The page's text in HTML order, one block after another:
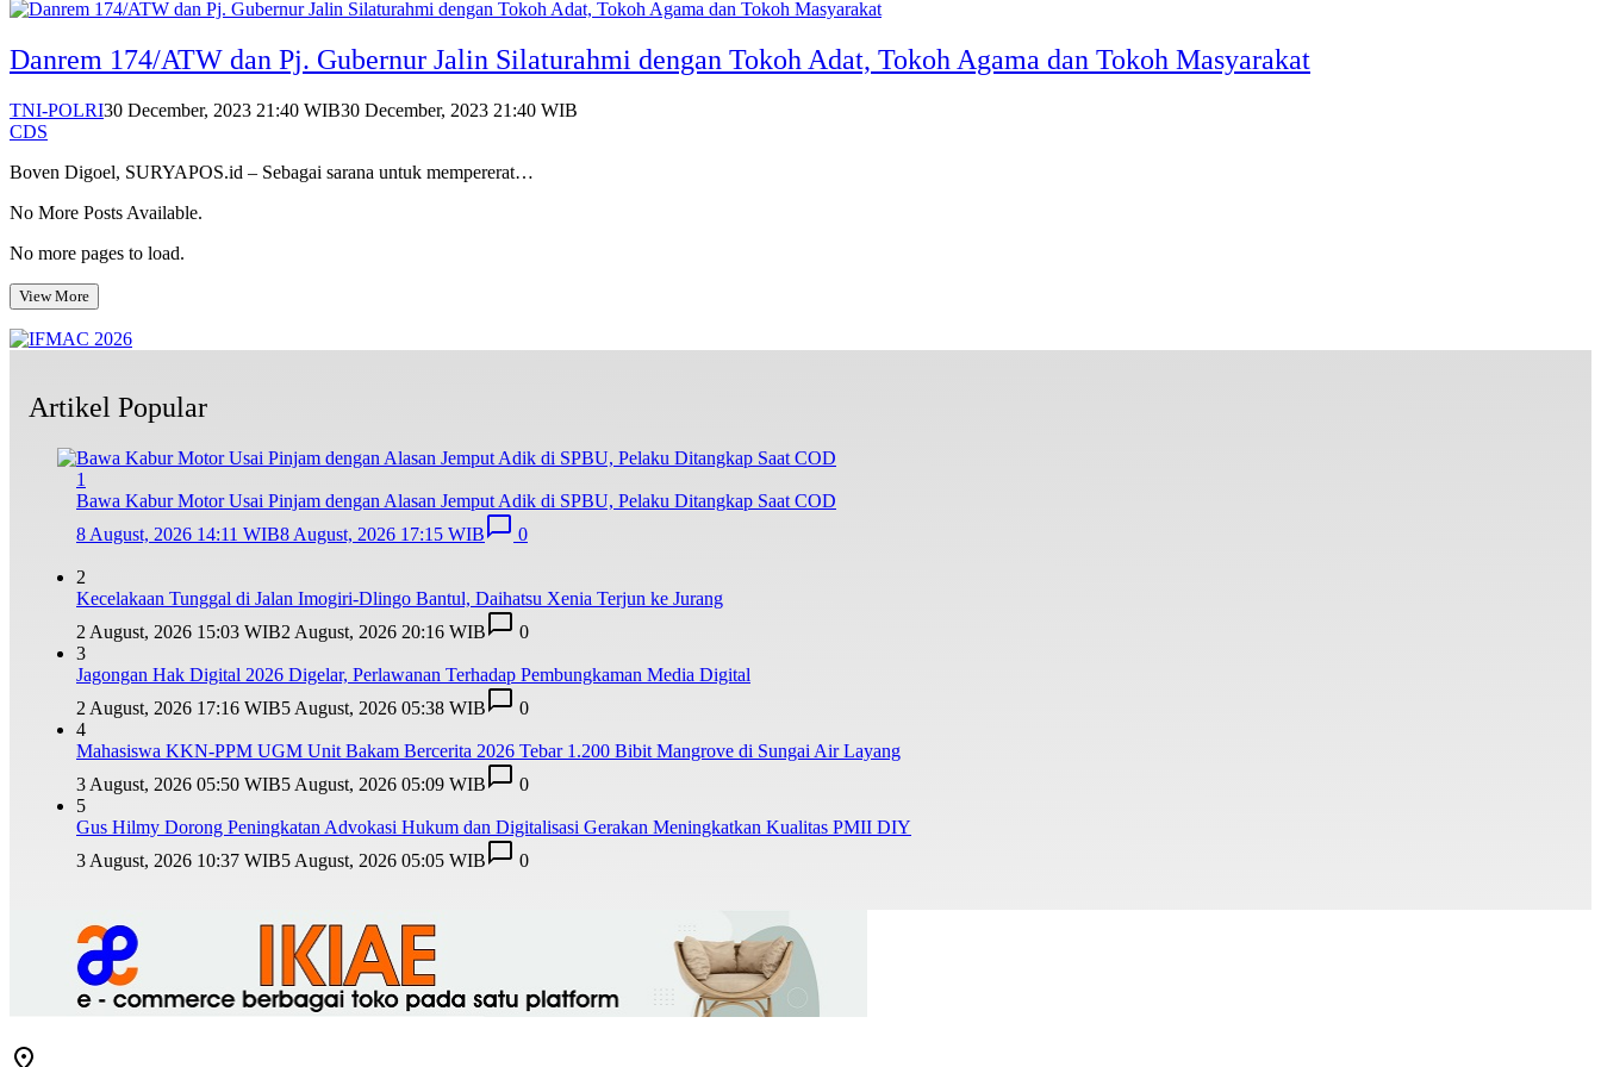
Danrem 174/ATW dan Pj. Gubernur Jalin Silaturahmi dengan Tokoh Adat, Tokoh Agama dan Tokoh Masyarakat
TNI-POLRI30 December, 2023 21:40 WIB30 December, 2023 21:40 WIB
CDS
Boven Digoel, SURYAPOS.id – Sebagai sarana untuk mempererat…
No More Posts Available.
No more pages to load.
View More
Artikel Popular
1
Bawa Kabur Motor Usai Pinjam dengan Alasan Jemput Adik di SPBU, Pelaku Ditangkap Saat COD
8 August, 2026 14:11 WIB8 August, 2026 17:15 WIB 0
2
Kecelakaan Tunggal di Jalan Imogiri-Dlingo Bantul, Daihatsu Xenia Terjun ke Jurang
2 August, 2026 15:03 WIB2 August, 2026 20:16 WIB
0
3
Jagongan Hak Digital 2026 Digelar, Perlawanan Terhadap Pembungkaman Media Digital
2 August, 2026 17:16 WIB5 August, 2026 05:38 WIB
0
4
Mahasiswa KKN-PPM UGM Unit Bakam Bercerita 2026 Tebar 1.200 Bibit Mangrove di Sungai Air Layang
3 August, 2026 05:50 WIB5 August, 2026 05:09 WIB
0
5
Gus Hilmy Dorong Peningkatan Advokasi Hukum dan Digitalisasi Gerakan Meningkatkan Kualitas PMII DIY
3 August, 2026 10:37 WIB5 August, 2026 05:05 WIB 0